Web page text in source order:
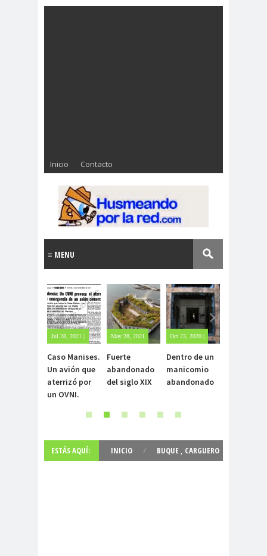
Inicio Contacto
Jul 28, 2021 |
comentarios
Caso Manises.
Un avión que
aterrizó por
un OVNI.
May 28, 2021
comentarios
Fuerte
abandonado
del siglo XIX
Oct 23, 2020 |
comentarios
Dentro de un
manicomio
abandonado
ESTÁS AQUÍ: INICIO / BUQUE , CARGUERO